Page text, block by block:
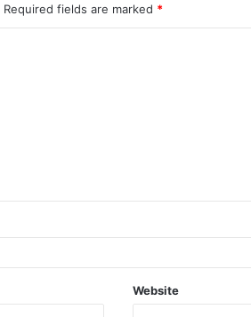
Required fields are marked *
Website